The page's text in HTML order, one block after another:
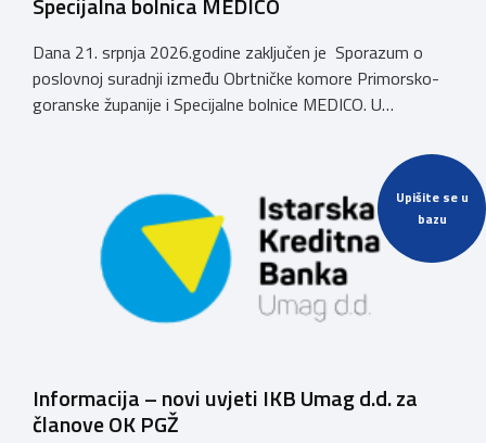
Upišite se u
bazu
Dana 21. srpnja 2026.godine zaključen je Sporazum o
poslovnoj suradnji između Obrtničke komore Primorsko-
goranske županije i Specijalne bolnice MEDICO. U
sporazum je zaključio predsjednik dr.sc. Emil Priskić, a u
ime Specijalne bolnice MEDICO, v.d. ravnatelja dr.sc. Aron
Grubešić, dr.med. Sporazumom se definiraju povoljniji
uvjeti za obrtnike, članove Komore, njihove zaposlenike
te članove uže obitelji obrtnika […]
Informacija – novi uvjeti IKB Umag d.d. za
članove OK PGŽ